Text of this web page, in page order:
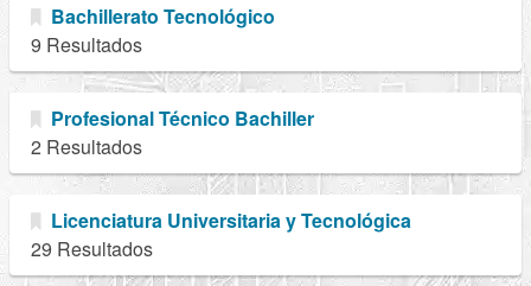
Bachillerato Tecnológico
9 Resultados
Profesional Técnico Bachiller
2 Resultados
Licenciatura Universitaria y Tecnológica
29 Resultados